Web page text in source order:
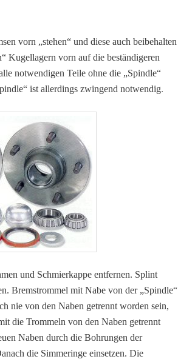
vorn „stehen“ und diese auch beibehalten
Kugellagern vorn auf die beständigeren
notwendigen Teile ohne die „Spindle“
ist allerdings zwingend notwendig.
und Schmierkappe entfernen. Splint
Bremstrommel mit Nabe von der „Spindle“
nie von den Naben getrennt worden sein,
die Trommeln von den Naben getrennt
Naben durch die Bohrungen der
die Simmeringe einsetzen. Die